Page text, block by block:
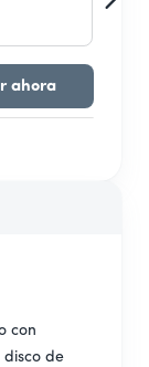
ahora
con
disco de